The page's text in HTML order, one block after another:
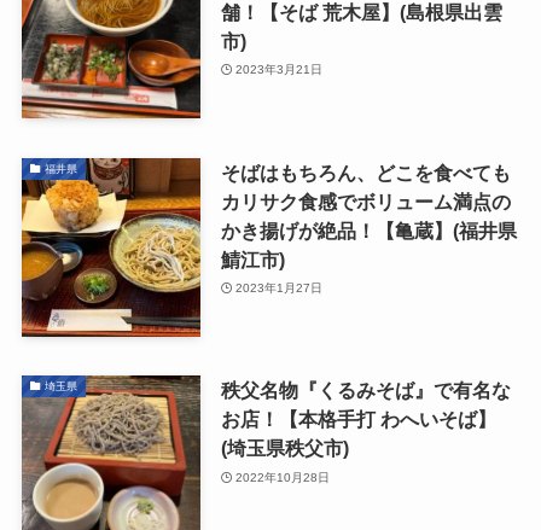
舗！【そば 荒木屋】(島根県出雲
市)
2023年3月21日
福井県
そばはもちろん、どこを食べても
カリサク食感でボリューム満点の
かき揚げが絶品！【亀蔵】(福井県
鯖江市)
2023年1月27日
埼玉県
秩父名物『くるみそば』で有名な
お店！【本格手打 わへいそば】
(埼玉県秩父市)
2022年10月28日